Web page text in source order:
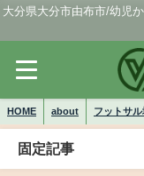
大分県大分市由布市/幼児
HOME about フットサ
固定記事